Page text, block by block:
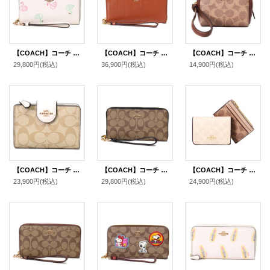
【COACH】コーチ PVC レザー スワン 白鳥 ハクチョウ リストレット ロング ジップ アラウンド 長財布 チャークマルチ（日本未発売）
29,800円(税込)
【COACH】コーチ 長財布 キルティング シャイニー スムースレザー ロゴ リストレット ロング ジップ アラウンド 長財布 シナモン（日本未発売）
36,900円(税込)
【COACH】コーチ ポーチ コーティングキャンバス レザー シグネチャー スクエア ポーチ ミニ ジップ リストレット 小物入れ ポーチ タン×ブラウン〔日本未発売〕
14,900円(税込)
【COACH】コーチ コーティングキャンバス スムースレザー シグネチャー ミディアム コーナー ジップ ウォレット 二つ折り財布 ライトカーキ×チャーク（日本未発売）
23,900円(税込)
【COACH】コーチ コーティングキャンバス スムースレザー シグネチャー リストレット ロング ジップ アラウンド 長財布 カーキ×ブラック（日本未発売）
29,800円(税込)
【COACH】コーチ 財布 カードケース付き コーティングキャンバス レザー シグネチャー ブロックド ウォレット コンパクト 三つ折り財布 サンド×タン（日本未発売）
24,900円(税込)